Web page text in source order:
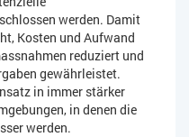
werden. Damit
Kosten und Aufwand
reduziert und
gewährleistet.
in immer stärker
in denen die
werden.